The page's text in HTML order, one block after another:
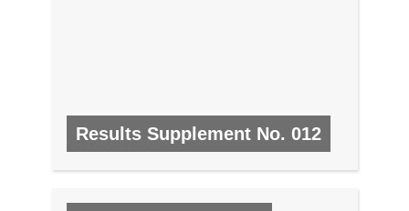
Results Supplement No. 012
NR 12, LUTY 2009